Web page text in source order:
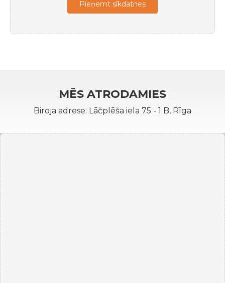
Pieņemt sīkdatnes
MĒS ATRODAMIES
Biroja adrese: Lāčplēša iela 75 - 1 B, Rīga